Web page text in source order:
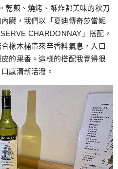
乾煎、燒烤、酥炸都美味的秋刀
臟，我們以「夏迪傳奇莎當妮
CHARDONNAY」搭配，
橡木桶帶來辛香料氣息，入口
的果香。這樣的搭配我覺得很
感清新活潑。